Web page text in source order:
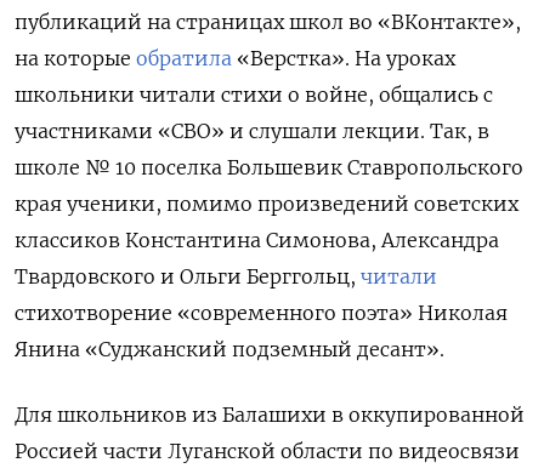
публикаций на страницах школ во «ВКонтакте»,
на которые обратила «Верстка». На уроках
школьники читали стихи о войне, общались с
участниками «СВО» и слушали лекции. Так, в
школе № 10 поселка Большевик Ставропольского
края ученики, помимо произведений советских
классиков Константина Симонова, Александра
Твардовского и Ольги Берггольц, читали
стихотворение «современного поэта» Николая
Янина «Суджанский подземный десант».
Для школьников из Балашихи в оккупированной
Россией части Луганской области по видеосвязи